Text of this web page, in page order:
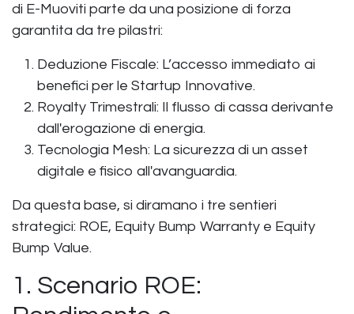
di E-Muoviti parte da una posizione di forza
garantita da tre pilastri:
Deduzione Fiscale: L’accesso immediato ai
benefici per le Startup Innovative.
Royalty Trimestrali: Il flusso di cassa derivante
dall'erogazione di energia.
Tecnologia Mesh: La sicurezza di un asset
digitale e fisico all'avanguardia.
Da questa base, si diramano i tre sentieri
strategici: ROE, Equity Bump Warranty e Equity
Bump Value.
1. Scenario ROE: